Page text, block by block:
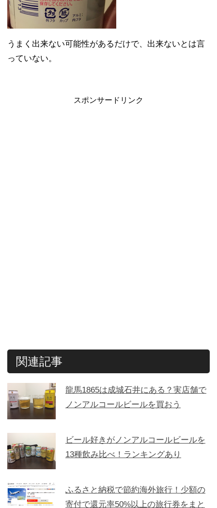
うまく出来ない可能性があるだけで、出来ないとは言
っていない。
スポンサードリンク
関連記事
龍馬1865は成城石井にある？実店舗で
ノンアルコールビールを買おう
ビール好きがノンアルコールビールを
13種飲み比べ！ランキングあり
ふるさと納税で節約海外旅行！少額の
寄付で還元率50%以上の旅行券をまと